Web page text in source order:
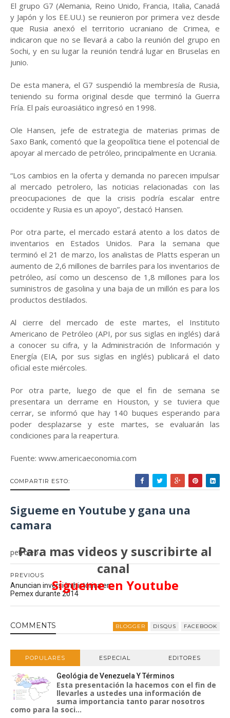
El grupo G7 (Alemania, Reino Unido, Francia, Italia, Canadá
y Japón y los EE.UU.) se reunieron por primera vez desde
que Rusia anexó el territorio ucraniano de Crimea, e
indicaron que no se llevará a cabo la reunión del grupo en
Sochi, y en su lugar la reunión tendrá lugar en Bruselas en
junio.
De esta manera, el G7 suspendió la membresía de Rusia,
teniendo su forma original desde que terminó la Guerra
Fría. El país euroasiático ingresó en 1998.
Ole Hansen, jefe de estrategia de materias primas de
Saxo Bank, comentó que la geopolítica tiene el potencial de
apoyar al mercado de petróleo, principalmente en Ucrania.
“Los cambios en la oferta y demanda no parecen impulsar
al mercado petrolero, las noticias relacionadas con las
preocupaciones de que la crisis podría escalar entre
occidente y Rusia es un apoyo”, destacó Hansen.
Por otra parte, el mercado estará atento a los datos de
inventarios en Estados Unidos. Para la semana que
terminó el 21 de marzo, los analistas de Platts esperan un
aumento de 2,6 millones de barriles para los inventarios de
petróleo, así como un descenso de 1,8 millones para los
suministros de gasolina y una baja de un millón es para los
productos destilados.
Al cierre del mercado de este martes, el Instituto
Americano de Petróleo (API, por sus siglas en inglés) dará
a conocer su cifra, y la Administración de Información y
Energía (EIA, por sus siglas en inglés) publicará el dato
oficial este miércoles.
Por otra parte, luego de que el fin de semana se
presentara un derrame en Houston, y se tuviera que
cerrar, se informó que hay 140 buques esperando para
poder desplazarse y este martes, se evaluarán las
condiciones para la reapertura.
Fuente: www.americaeconomia.com
COMPARTIR ESTO:
Sigueme en Youtube y gana una
camara
Para mas videos y suscribirte al
canal
Sigueme en Youtube
petroleo
PREVIOUS
Anuncian inversión histórica en
Pemex durante 2014
COMMENTS BLOGGER DISQUS FACEBOOK
POPULARES ESPECIAL EDITORES
Geológia de Venezuela Y Términos
Esta presentación la hacemos con el fin de
llevarles a ustedes una información de
suma importancia tanto parar nosotros
como para la soci...